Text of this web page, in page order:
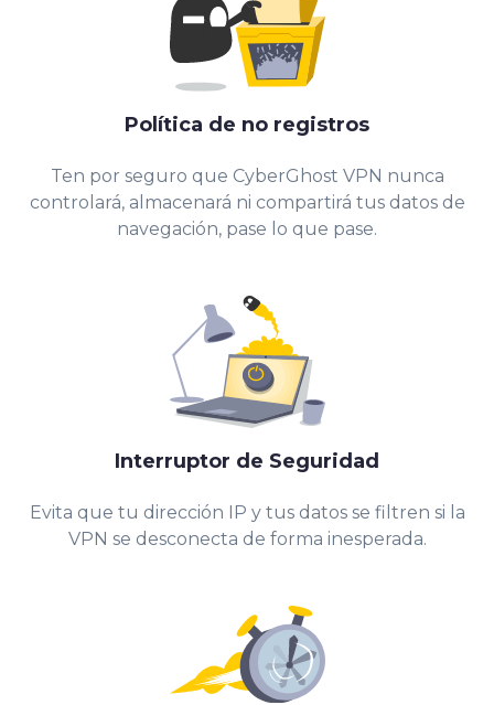
Política de no registros
Ten por seguro que CyberGhost VPN nunca
controlará, almacenará ni compartirá tus datos de
navegación, pase lo que pase.
Interruptor de Seguridad
Evita que tu dirección IP y tus datos se filtren si la
VPN se desconecta de forma inesperada.